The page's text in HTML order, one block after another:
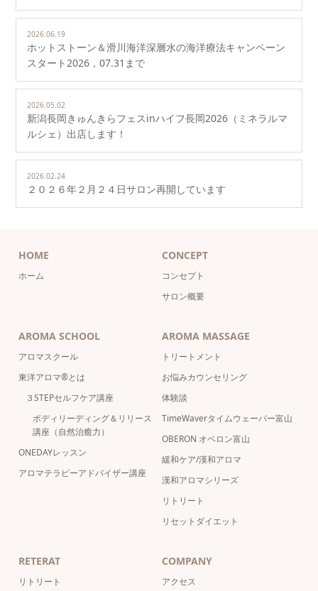
2026.06.19
ホットストーン＆滑川海洋深層水の海洋療法キャンペーン
スタート2026，07.31まで
2026.05.02
新潟長岡きゅんきらフェスinハイフ長岡2026（ミネラルマ
ルシェ）出店します！
2026.02.24
２０２６年２月２４日サロン再開しています
HOME
ホーム
CONCEPT
コンセプト
サロン概要
AROMA SCHOOL
アロマスクール
東洋アロマ®とは
３STEPセルフケア講座
ボディリーディング＆リリース
講座（自然治癒力）
ONEDAYレッスン
アロマテラピーアドバイザー講座
AROMA MASSAGE
トリートメント
お悩みカウンセリング
体験談
TimeWaverタイムウェーバー富山
OBERON オベロン富山
緩和ケア/漢和アロマ
漢和アロマシリーズ
リトリート
リセットダイエット
RETERAT
リトリート
COMPANY
アクセス